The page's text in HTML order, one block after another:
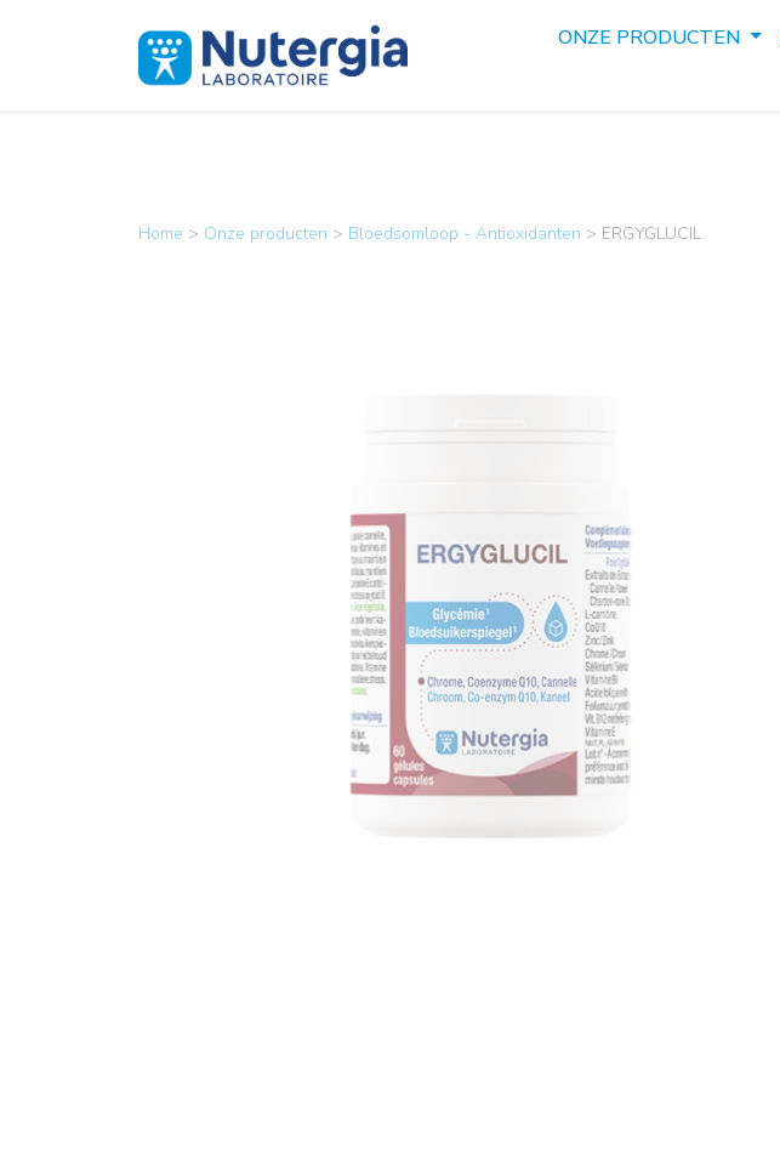
ONZE PRODUCTEN
Home > Onze producten > Bloedsomloop - Antioxidanten > ERGYGLUCIL